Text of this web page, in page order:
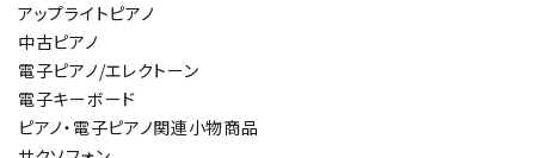
アップライトピアノ
中古ピアノ
電子ピアノ/エレクトーン
電子キーボード
ピアノ・電子ピアノ関連小物商品